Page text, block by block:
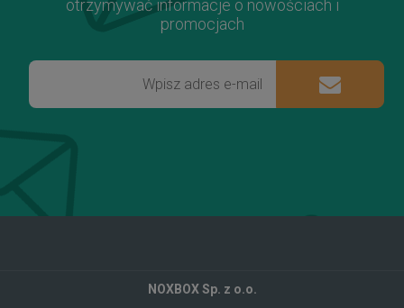
otrzymywać informacje o nowościach i
promocjach
NOXBOX Sp. z o.o.